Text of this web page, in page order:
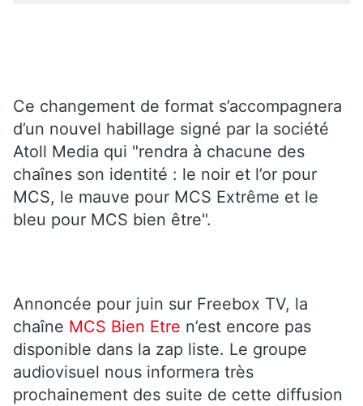
Ce changement de format s’accompagnera
d’un nouvel habillage signé par la société
Atoll Media qui "rendra à chacune des
chaînes son identité : le noir et l’or pour
MCS, le mauve pour MCS Extrême et le
bleu pour MCS bien être".
Annoncée pour juin sur Freebox TV, la
chaîne MCS Bien Etre n’est encore pas
disponible dans la zap liste. Le groupe
audiovisuel nous informera très
prochainement des suite de cette diffusion